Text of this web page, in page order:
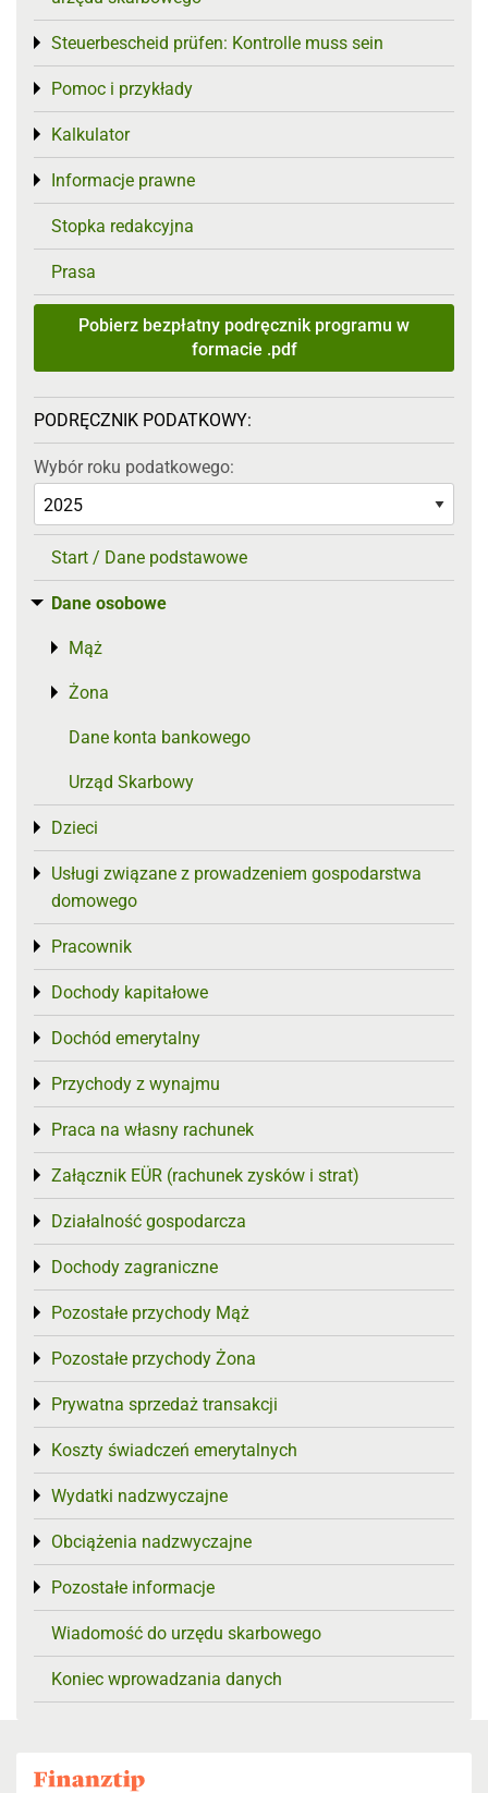
Steuerbescheid prüfen: Kontrolle muss sein
Toggle menu
Pomoc i przykłady
Toggle menu
Kalkulator
Toggle menu
Informacje prawne
Toggle menu
Stopka redakcyjna
Prasa
Pobierz bezpłatny podręcznik programu w
formacie .pdf
PODRĘCZNIK PODATKOWY:
Wybór roku podatkowego:
Start / Dane podstawowe
Dane osobowe
Toggle menu
Mąż
Toggle menu
Żona
Toggle menu
Dane konta bankowego
Urząd Skarbowy
Dzieci
Toggle menu
Usługi związane z prowadzeniem gospodarstwa
domowego
Toggle menu
Pracownik
Toggle menu
Dochody kapitałowe
Toggle menu
Dochód emerytalny
Toggle menu
Przychody z wynajmu
Toggle menu
Praca na własny rachunek
Toggle menu
Załącznik EÜR (rachunek zysków i strat)
Toggle menu
Działalność gospodarcza
Toggle menu
Dochody zagraniczne
Toggle menu
Pozostałe przychody Mąż
Toggle menu
Pozostałe przychody Żona
Toggle menu
Prywatna sprzedaż transakcji
Toggle menu
Koszty świadczeń emerytalnych
Toggle menu
Wydatki nadzwyczajne
Toggle menu
Obciążenia nadzwyczajne
Toggle menu
Pozostałe informacje
Toggle menu
Wiadomość do urzędu skarbowego
Koniec wprowadzania danych